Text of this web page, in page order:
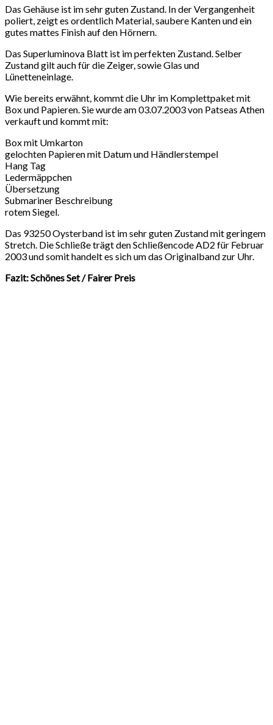
Das Gehäuse ist im sehr guten Zustand. In der Vergangenheit
poliert, zeigt es ordentlich Material, saubere Kanten und ein
gutes mattes Finish auf den Hörnern.
Das Superluminova Blatt ist im perfekten Zustand. Selber
Zustand gilt auch für die Zeiger, sowie Glas und
Lünetteneinlage.
Wie bereits erwähnt, kommt die Uhr im Komplettpaket mit
Box und Papieren. Sie wurde am 03.07.2003 von Patseas Athen
verkauft und kommt mit:
Box mit Umkarton
gelochten Papieren mit Datum und Händlerstempel
Hang Tag
Ledermäppchen
Übersetzung
Submariner Beschreibung
rotem Siegel.
Das 93250 Oysterband ist im sehr guten Zustand mit geringem
Stretch. Die Schließe trägt den Schließencode AD2 für Februar
2003 und somit handelt es sich um das Originalband zur Uhr.
Fazit: Schönes Set / Fairer Preis